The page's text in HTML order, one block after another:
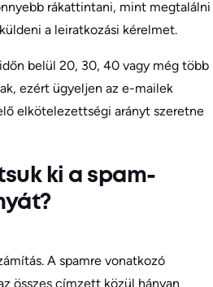
rákattintani, mint megtalálni
a leiratkozási kérelmet.
belül 20, 30, 40 vagy még több
ezért ügyeljen az e-mailek
elkötelezettségi arányt szeretne
ki a spam-
A spamre vonatkozó
összes címzett közül hányan